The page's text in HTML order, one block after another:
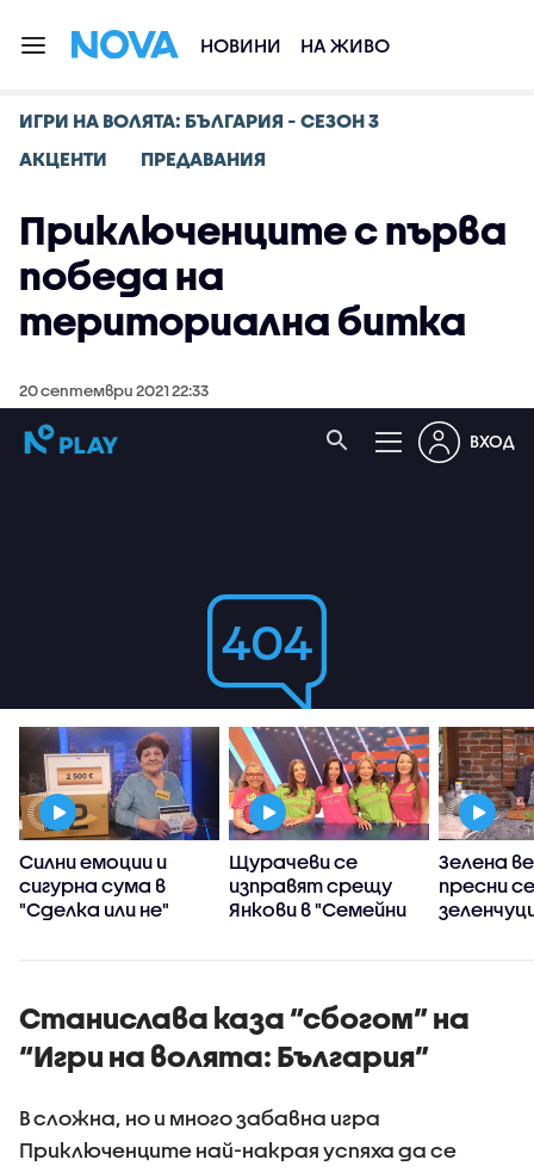
НОВИНИ НА ЖИВО
ИГРИ НА ВОЛЯТА: БЪЛГАРИЯ - СЕЗОН 3
АКЦЕНТИ
ПРЕДАВАНИЯ
Приключенците с първа
победа на
териториална битка
20 септември 2021 22:33
Силни емоции и
сигурна сума в
"Сделка или не"
Щурачеви се
изправят срещу
Янкови в "Семейни
Зелена
пресни
Станислава каза “сбогом” на
“Игри на волята: България”
В сложна, но и много забавна игра
Приключенците най-накрая успяха да се